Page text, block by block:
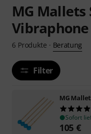
MG Mallets
Vibraphone
6 Produkte · Beratung
Filter
MG
Sofort
105 €